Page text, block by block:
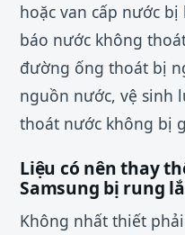
hoặc van cấp nước
báo nước không
đường ống thoát bị
nguồn nước, vệ sinh
thoát nước không bị
Liệu có nên thay
Samsung bị rung
Không nhất thiết